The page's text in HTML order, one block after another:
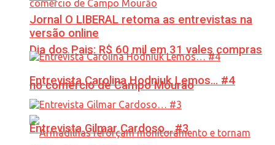
Dia dos Pais: R$ 60 mil em 31 vales compras
no comércio de Campo Mourão
Jornal O LIBERAL retoma as entrevistas na
versão online
Entrevista Carolina Hodniuk Lemos… #4
Entrevista Gilmar Cardoso… #3